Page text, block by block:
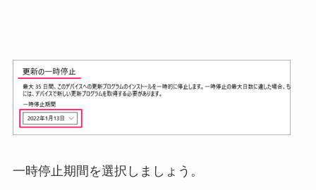
一時停止期間を選択しましょう。